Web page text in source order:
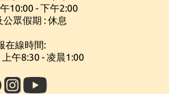
10:00 - 下午2:00
眾假期 : 休息
在線時間:
午8:30 - 凌晨1:00